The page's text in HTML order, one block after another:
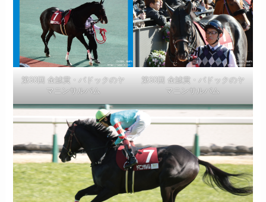
第60回 金鯱賞・パドックのヤ
マニンサルバム
第60回 金鯱賞・パドックのヤ
マニンサルバム